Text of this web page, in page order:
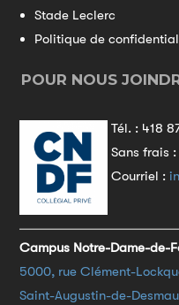
Stade Leclerc
Politique de
POUR NOUS
Tél. : 418
Sans frais
Courriel :
Campus Notre-Dame-de-
5000, rue Clément-
Saint-Augustin-de-